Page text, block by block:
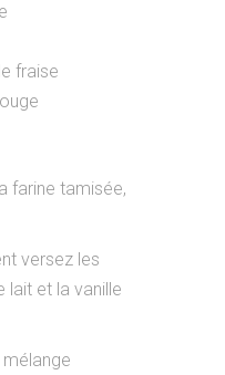
fraise
farine tamisée,
versez les
lait et la vanille